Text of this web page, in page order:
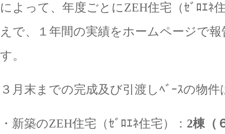
によって、年度ごとにZEH住宅（ｾﾞﾛｴﾈ
えで、１年間の実績をホームページで
す。
３月末までの完成及び引渡しﾍﾞｰｽの物
・新築のZEH住宅（ｾﾞﾛｴﾈ住宅）： 2棟